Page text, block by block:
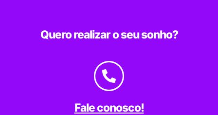
Quero realizar o seu sonho?
Fale conosco!